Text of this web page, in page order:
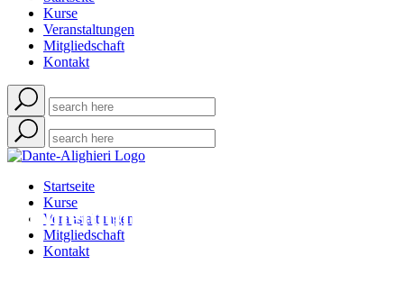
Kurse
Veranstaltungen
Mitgliedschaft
Kontakt
Startseite
Kurse
Veranstaltungen
Mitgliedschaft
Kontakt
Anmeldung